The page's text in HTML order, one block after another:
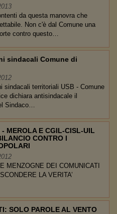
da questa manovra che
Non c'è dal Comune una
contro questo…
sindacali Comune di
sindacali territoriali USB - Comune
dichiara antisindacale il
Sindaco…
E CGIL-CISL-UIL
CONTRO I
MENZOGNE DEI COMUNICATI
LA VERITA’
SOLO PAROLE AL VENTO